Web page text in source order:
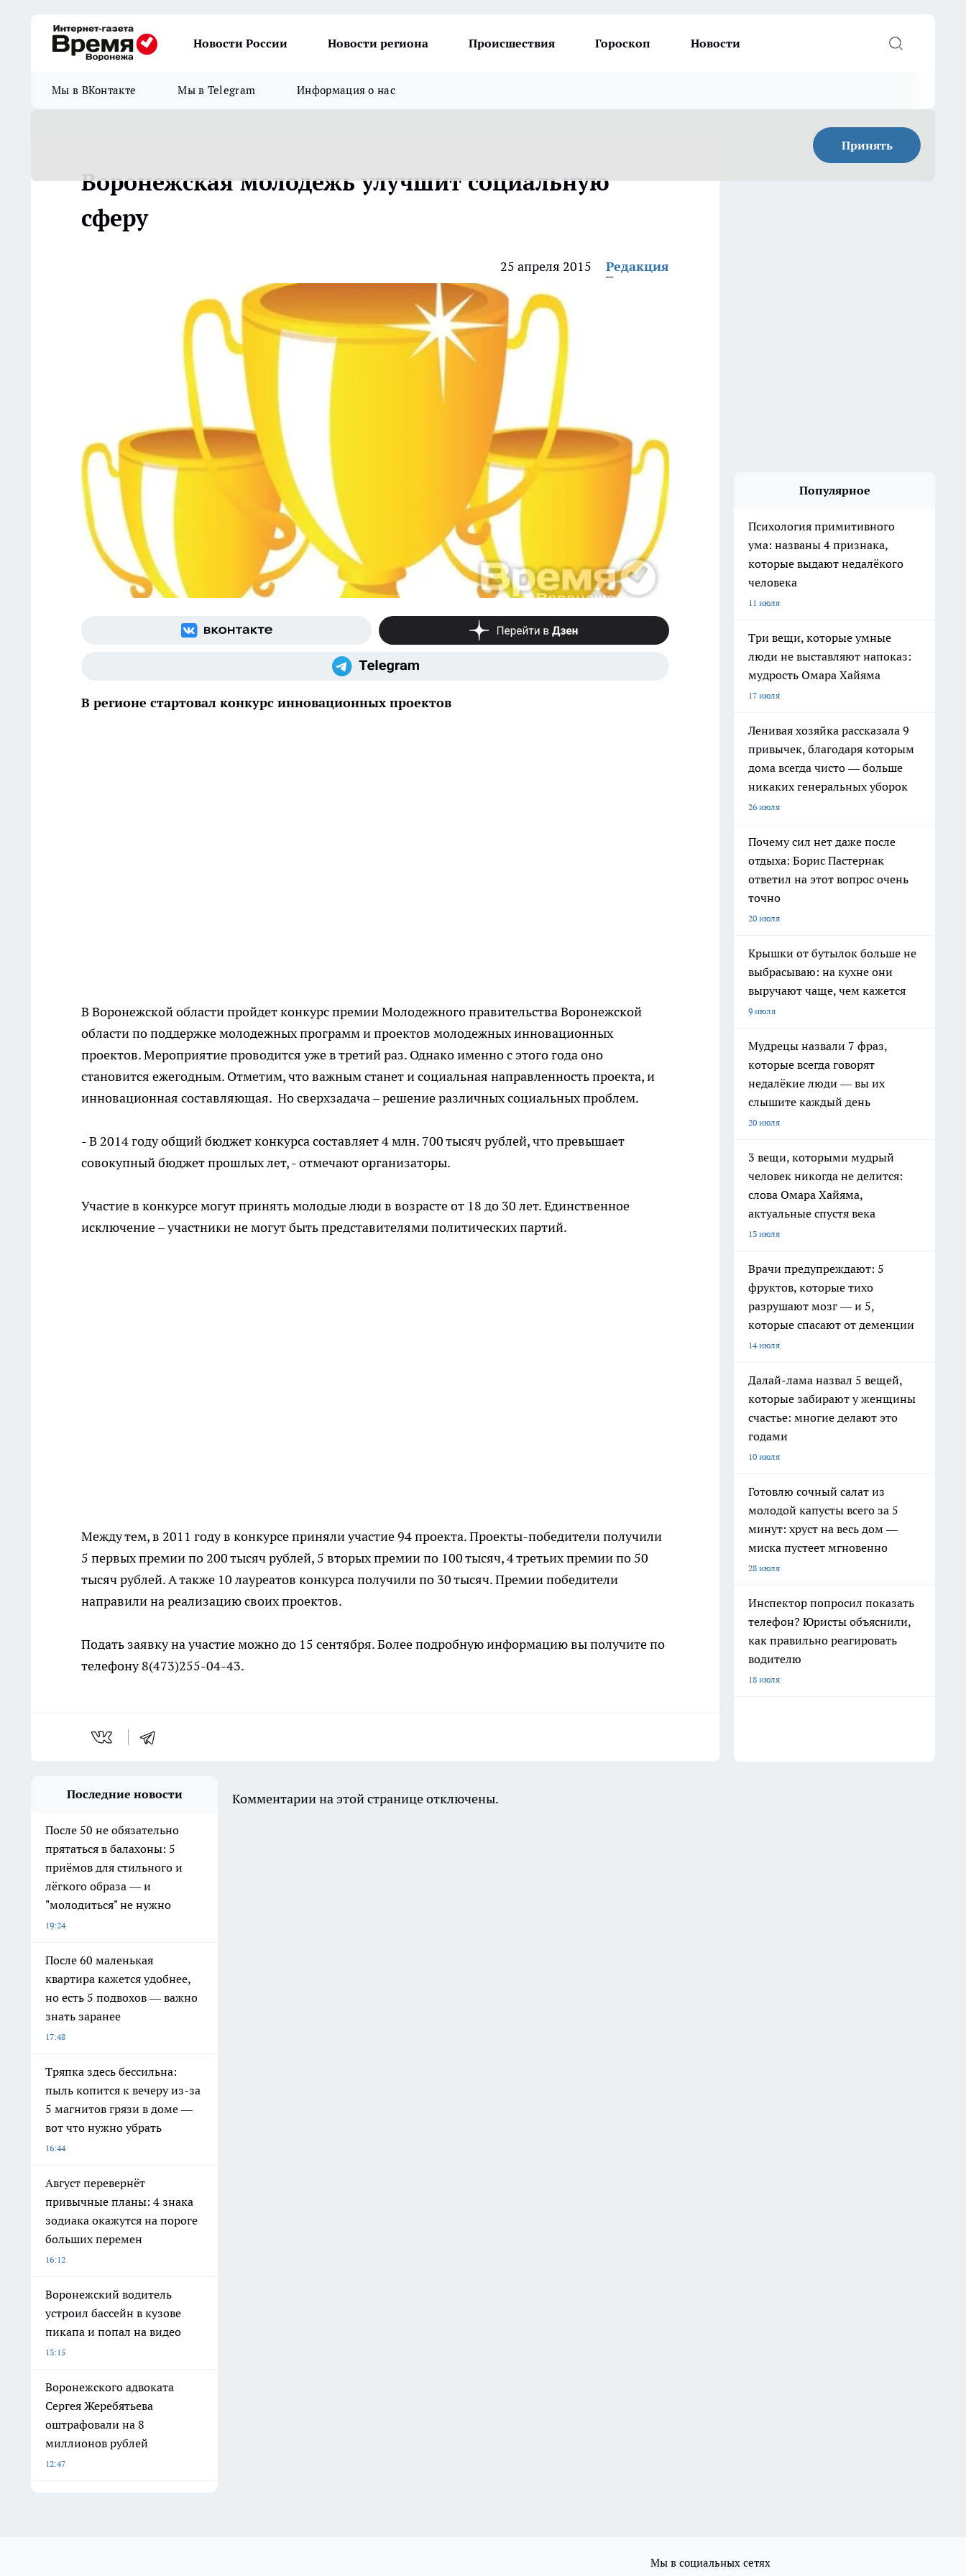
Новости России Новости региона Происшествия Гороскоп Новости
Мы в ВКонтакте Мы в Telegram Информация о нас
Принять
Воронежская молодежь улучшит социальную
сферу
25 апреля 2015 Редакция
В регионе стартовал конкурс инновационных проектов
В Воронежской области пройдет конкурс премии Молодежного правительства Воронежской
области по поддержке молодежных программ и проектов молодежных инновационных
проектов. Мероприятие проводится уже в третий раз. Однако именно с этого года оно
становится ежегодным. Отметим, что важным станет и социальная направленность проекта, и
инновационная составляющая. Но сверхзадача – решение различных социальных проблем.
- В 2014 году общий бюджет конкурса составляет 4 млн. 700 тысяч рублей, что превышает
совокупный бюджет прошлых лет, - отмечают организаторы.
Участие в конкурсе могут принять молодые люди в возрасте от 18 до 30 лет. Единственное
исключение – участники не могут быть представителями политических партий.
Между тем, в 2011 году в конкурсе приняли участие 94 проекта. Проекты-победители получили
5 первых премии по 200 тысяч рублей, 5 вторых премии по 100 тысяч, 4 третьих премии по 50
тысяч рублей. А также 10 лауреатов конкурса получили по 30 тысяч. Премии победители
направили на реализацию своих проектов.
Подать заявку на участие можно до 15 сентября. Более подробную информацию вы получите по
телефону 8(473)255-04-43.
Популярное
Психология примитивного
ума: названы 4 признака,
которые выдают недалёкого
человека
11 июля
Три вещи, которые умные
люди не выставляют напоказ:
мудрость Омара Хайяма
17 июля
Ленивая хозяйка рассказала 9
привычек, благодаря которым
дома всегда чисто — больше
никаких генеральных уборок
26 июля
Почему сил нет даже после
отдыха: Борис Пастернак
ответил на этот вопрос очень
точно
20 июля
Крышки от бутылок больше не
выбрасываю: на кухне они
выручают чаще, чем кажется
9 июля
Мудрецы назвали 7 фраз,
которые всегда говорят
недалёкие люди — вы их
слышите каждый день
20 июля
3 вещи, которыми мудрый
человек никогда не делится:
слова Омара Хайяма,
актуальные спустя века
13 июля
Врачи предупреждают: 5
фруктов, которые тихо
разрушают мозг — и 5,
которые спасают от деменции
14 июля
Далай-лама назвал 5 вещей,
которые забирают у женщины
счастье: многие делают это
годами
10 июля
Готовлю сочный салат из
молодой капусты всего за 5
минут: хруст на весь дом —
миска пустеет мгновенно
28 июля
Инспектор попросил показать
телефон? Юристы объяснили,
как правильно реагировать
водителю
18 июля
Последние новости
После 50 не обязательно
прятаться в балахоны: 5
приёмов для стильного и
лёгкого образа — и
"молодиться" не нужно
19:24
После 60 маленькая
квартира кажется удобнее,
но есть 5 подвохов — важно
знать заранее
17:48
Тряпка здесь бессильна:
пыль копится к вечеру из-за
5 магнитов грязи в доме —
вот что нужно убрать
16:44
Август перевернёт
привычные планы: 4 знака
зодиака окажутся на пороге
больших перемен
16:12
Воронежский водитель
устроил бассейн в кузове
пикапа и попал на видео
13:15
Воронежского адвоката
Сергея Жеребятьева
оштрафовали на 8
миллионов рублей
12:47
Комментарии на этой странице отключены.
Мы в социальных сетях